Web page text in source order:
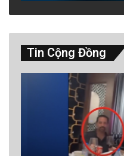
Tin Cộng Đồng